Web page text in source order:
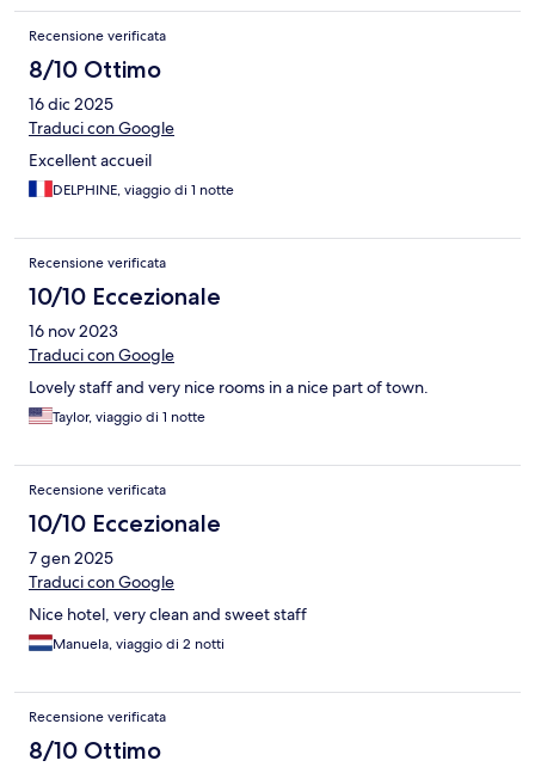
Recensione verificata
8/10 Ottimo
16 dic 2025
Traduci con Google
Excellent accueil
DELPHINE, viaggio di 1 notte
Recensione verificata
10/10 Eccezionale
16 nov 2023
Traduci con Google
Lovely staff and very nice rooms in a nice part of town.
Taylor, viaggio di 1 notte
Recensione verificata
10/10 Eccezionale
7 gen 2025
Traduci con Google
Nice hotel, very clean and sweet staff
Manuela, viaggio di 2 notti
Recensione verificata
8/10 Ottimo